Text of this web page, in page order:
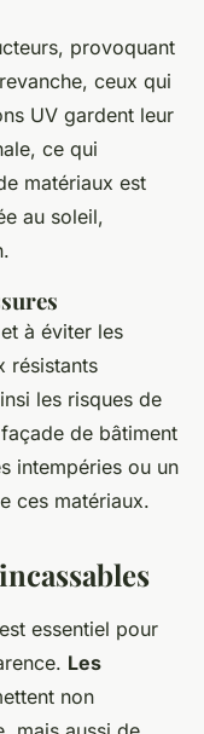
provoquant
ceux qui
UV gardent leur
ce qui
matériaux est
au soleil,
à éviter les
résistants
les risques de
de bâtiment
intempéries ou un
ces matériaux.
essentiel pour
Les
non